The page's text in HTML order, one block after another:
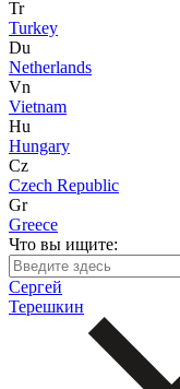
Tr
Turkey
Du
Netherlands
Vn
Vietnam
Hu
Hungary
Cz
Czech Republic
Gr
Greece
Что вы ищите:
Сергей
Терешкин